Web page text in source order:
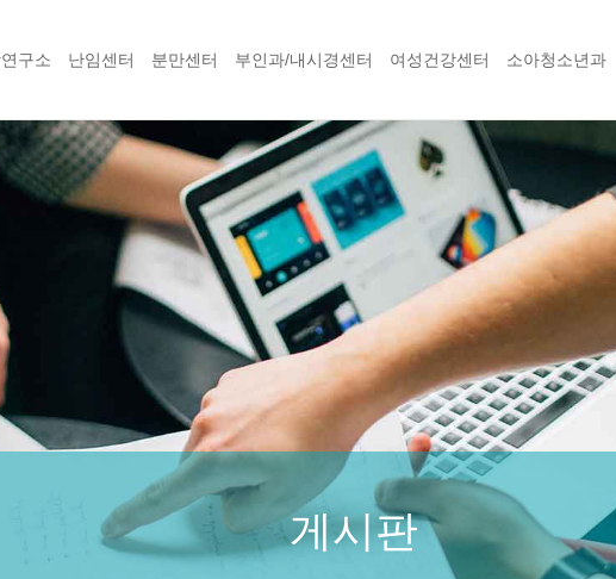
구소 난임센터 분만센터 부인과/내시경센터 여성건강센터 소아청소년과
게시판